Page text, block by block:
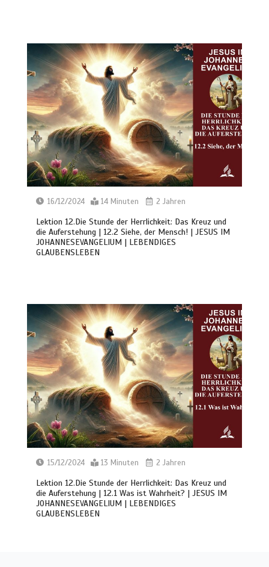
16/12/2024 14 Minuten 2 Jahren
Lektion 12.Die Stunde der Herrlichkeit: Das Kreuz und
die Auferstehung | 12.2 Siehe, der Mensch! | JESUS IM
JOHANNESEVANGELIUM | LEBENDIGES
GLAUBENSLEBEN
15/12/2024 13 Minuten 2 Jahren
Lektion 12.Die Stunde der Herrlichkeit: Das Kreuz und
die Auferstehung | 12.1 Was ist Wahrheit? | JESUS IM
JOHANNESEVANGELIUM | LEBENDIGES
GLAUBENSLEBEN